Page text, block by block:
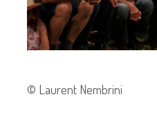
© Laurent Nembrini